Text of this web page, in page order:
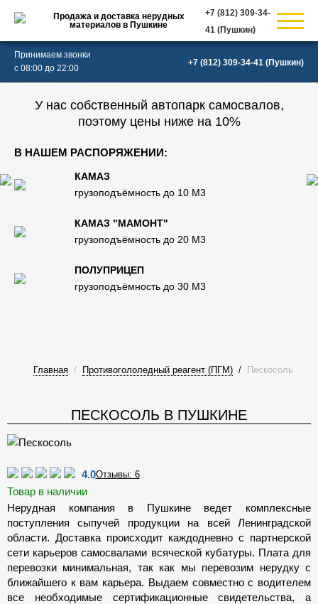
Продажа и доставка нерудных
материалов в Пушкине
(Пушкин)
Принимаем звонки
с 08:00 до 22:00
(Пушкин)
В НАШЕМ РАСПОРЯЖЕНИИ:
КАМАЗ
грузоподъёмность до 10 М3
КАМАЗ "МАМОНТ"
грузоподъёмность до 20 М3
ПОЛУПРИЦЕП
грузоподъёмность до 30 М3
У нас собственный автопарк самосвалов,
поэтому цены ниже на 10%
Главная / Противогололедный реагент (ПГМ) / Пескосоль
ПЕСКОСОЛЬ В ПУШКИНЕ
4.0Отзывы: 6
Товар в наличии
Нерудная компания в Пушкине ведет комплексные
поступления сыпучей продукции на всей Ленинградской
области. Доставка происходит каждодневно с партнерской
сети карьеров самосвалами всяческой кубатуры. Плата для
перевозки минимальная, так как мы перевозим нерудку с
ближайшего к вам карьера. Выдаем совместно с водителем
все необходимые сертификационные свидетельства, а